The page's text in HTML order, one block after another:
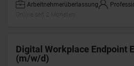
Arbeitnehmerüberlassung
Digital Workplace Endpoint
(m/w/d)